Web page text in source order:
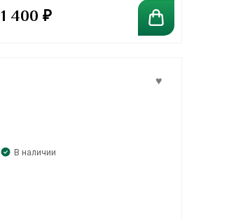
1 400 ₽
В наличии